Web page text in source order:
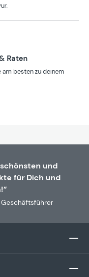
Raten
besten zu deinem
und
für Dich und